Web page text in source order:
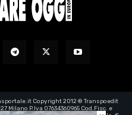
Copyright 2012 ® Transpoedit
Milano P.Iva 07634360965 Cod.Fisc. e